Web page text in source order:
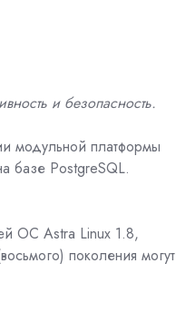
и безопасность.
модульной платформы
базе PostgreSQL.
ОС Astra Linux 1.8,
поколения могут